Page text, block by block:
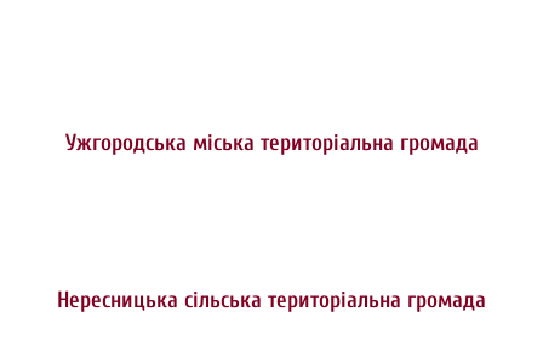
Ужгородська міська територіальна громада
Нересницька сільська територіальна громада